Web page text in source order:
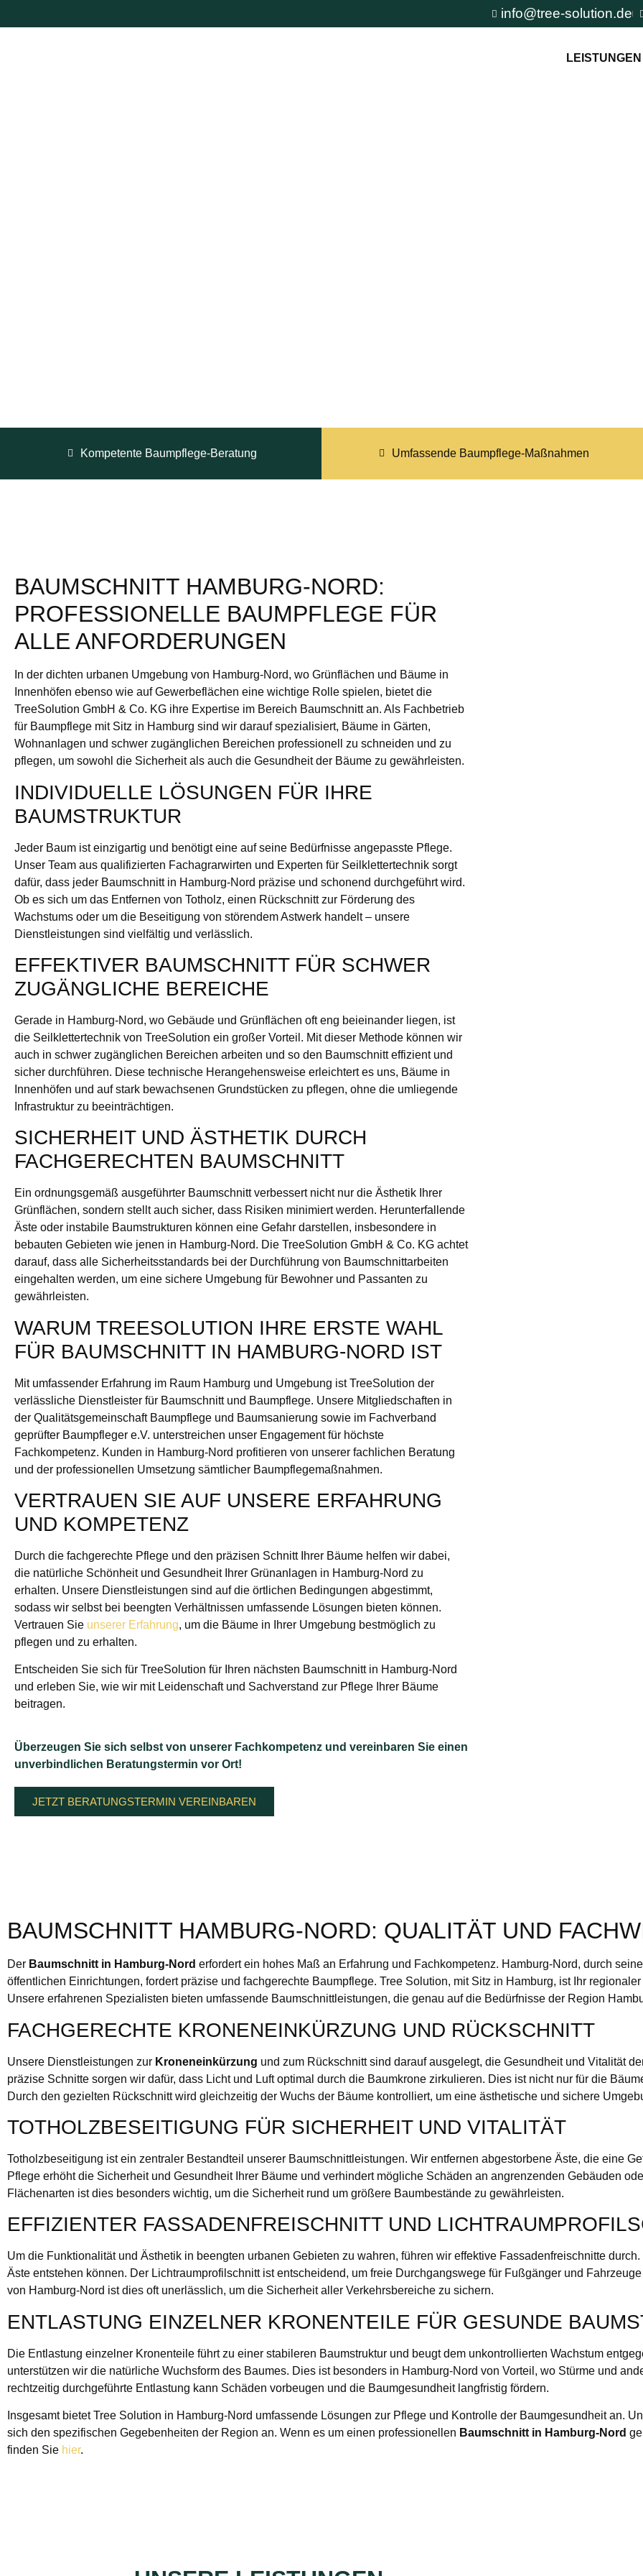
info@tree-solution.de
LEISTUNGEN
Kompetente Baumpflege-Beratung Umfassende Baumpflege-Maßnahmen
BAUMSCHNITT HAMBURG-NORD:
PROFESSIONELLE BAUMPFLEGE FÜR
ALLE ANFORDERUNGEN
In der dichten urbanen Umgebung von Hamburg-Nord, wo Grünflächen und Bäume in
Innenhöfen ebenso wie auf Gewerbeflächen eine wichtige Rolle spielen, bietet die
TreeSolution GmbH & Co. KG ihre Expertise im Bereich Baumschnitt an. Als Fachbetrieb
für Baumpflege mit Sitz in Hamburg sind wir darauf spezialisiert, Bäume in Gärten,
Wohnanlagen und schwer zugänglichen Bereichen professionell zu schneiden und zu
pflegen, um sowohl die Sicherheit als auch die Gesundheit der Bäume zu gewährleisten.
INDIVIDUELLE LÖSUNGEN FÜR IHRE
BAUMSTRUKTUR
Jeder Baum ist einzigartig und benötigt eine auf seine Bedürfnisse angepasste Pflege.
Unser Team aus qualifizierten Fachagrarwirten und Experten für Seilklettertechnik sorgt
dafür, dass jeder Baumschnitt in Hamburg-Nord präzise und schonend durchgeführt wird.
Ob es sich um das Entfernen von Totholz, einen Rückschnitt zur Förderung des
Wachstums oder um die Beseitigung von störendem Astwerk handelt – unsere
Dienstleistungen sind vielfältig und verlässlich.
EFFEKTIVER BAUMSCHNITT FÜR SCHWER
ZUGÄNGLICHE BEREICHE
Gerade in Hamburg-Nord, wo Gebäude und Grünflächen oft eng beieinander liegen, ist
die Seilklettertechnik von TreeSolution ein großer Vorteil. Mit dieser Methode können wir
auch in schwer zugänglichen Bereichen arbeiten und so den Baumschnitt effizient und
sicher durchführen. Diese technische Herangehensweise erleichtert es uns, Bäume in
Innenhöfen und auf stark bewachsenen Grundstücken zu pflegen, ohne die umliegende
Infrastruktur zu beeinträchtigen.
SICHERHEIT UND ÄSTHETIK DURCH
FACHGERECHTEN BAUMSCHNITT
Ein ordnungsgemäß ausgeführter Baumschnitt verbessert nicht nur die Ästhetik Ihrer
Grünflächen, sondern stellt auch sicher, dass Risiken minimiert werden. Herunterfallende
Äste oder instabile Baumstrukturen können eine Gefahr darstellen, insbesondere in
bebauten Gebieten wie jenen in Hamburg-Nord. Die TreeSolution GmbH & Co. KG achtet
darauf, dass alle Sicherheitsstandards bei der Durchführung von Baumschnittarbeiten
eingehalten werden, um eine sichere Umgebung für Bewohner und Passanten zu
gewährleisten.
WARUM TREESOLUTION IHRE ERSTE WAHL
FÜR BAUMSCHNITT IN HAMBURG-NORD IST
Mit umfassender Erfahrung im Raum Hamburg und Umgebung ist TreeSolution der
verlässliche Dienstleister für Baumschnitt und Baumpflege. Unsere Mitgliedschaften in
der Qualitätsgemeinschaft Baumpflege und Baumsanierung sowie im Fachverband
geprüfter Baumpfleger e.V. unterstreichen unser Engagement für höchste
Fachkompetenz. Kunden in Hamburg-Nord profitieren von unserer fachlichen Beratung
und der professionellen Umsetzung sämtlicher Baumpflegemaßnahmen.
VERTRAUEN SIE AUF UNSERE ERFAHRUNG
UND KOMPETENZ
Durch die fachgerechte Pflege und den präzisen Schnitt Ihrer Bäume helfen wir dabei,
die natürliche Schönheit und Gesundheit Ihrer Grünanlagen in Hamburg-Nord zu
erhalten. Unsere Dienstleistungen sind auf die örtlichen Bedingungen abgestimmt,
sodass wir selbst bei beengten Verhältnissen umfassende Lösungen bieten können.
Vertrauen Sie unserer Erfahrung, um die Bäume in Ihrer Umgebung bestmöglich zu
pflegen und zu erhalten.
Entscheiden Sie sich für TreeSolution für Ihren nächsten Baumschnitt in Hamburg-Nord
und erleben Sie, wie wir mit Leidenschaft und Sachverstand zur Pflege Ihrer Bäume
beitragen.
Überzeugen Sie sich selbst von unserer Fachkompetenz und vereinbaren Sie einen
unverbindlichen Beratungstermin vor Ort!
JETZT BERATUNGSTERMIN VEREINBAREN
BAUMSCHNITT HAMBURG-NORD: QUALITÄT UND
Der Baumschnitt in Hamburg-Nord erfordert ein hohes Maß an Erfahrung und Fachkompetenz. Hamburg-Nord, durch
öffentlichen Einrichtungen, fordert präzise und fachgerechte Baumpflege. Tree Solution, mit Sitz in Hamburg, ist Ihr
Unsere erfahrenen Spezialisten bieten umfassende Baumschnittleistungen, die genau auf die Bedürfnisse der Region
FACHGERECHTE KRONENEINKÜRZUNG UND RÜCKSCHNITT
Unsere Dienstleistungen zur Kroneneinkürzung und zum Rückschnitt sind darauf ausgelegt, die Gesundheit und Vitalität
präzise Schnitte sorgen wir dafür, dass Licht und Luft optimal durch die Baumkrone zirkulieren. Dies ist nicht nur für die
Durch den gezielten Rückschnitt wird gleichzeitig der Wuchs der Bäume kontrolliert, um eine ästhetische und sichere
TOTHOLZBESEITIGUNG FÜR SICHERHEIT UND VITALITÄT
Totholzbeseitigung ist ein zentraler Bestandteil unserer Baumschnittleistungen. Wir entfernen abgestorbene Äste, die eine
Pflege erhöht die Sicherheit und Gesundheit Ihrer Bäume und verhindert mögliche Schäden an angrenzenden Gebäuden
Flächenarten ist dies besonders wichtig, um die Sicherheit rund um größere Baumbestände zu gewährleisten.
EFFIZIENTER FASSADENFREISCHNITT UND
Um die Funktionalität und Ästhetik in beengten urbanen Gebieten zu wahren, führen wir effektive Fassadenfreischnitte
Äste entstehen können. Der Lichtraumprofilschnitt ist entscheidend, um freie Durchgangswege für Fußgänger und
von Hamburg-Nord ist dies oft unerlässlich, um die Sicherheit aller Verkehrsbereiche zu sichern.
ENTLASTUNG EINZELNER KRONENTEILE FÜR GESUNDE
Die Entlastung einzelner Kronenteile führt zu einer stabileren Baumstruktur und beugt dem unkontrollierten Wachstum
unterstützen wir die natürliche Wuchsform des Baumes. Dies ist besonders in Hamburg-Nord von Vorteil, wo Stürme und
rechtzeitig durchgeführte Entlastung kann Schäden vorbeugen und die Baumgesundheit langfristig fördern.
Insgesamt bietet Tree Solution in Hamburg-Nord umfassende Lösungen zur Pflege und Kontrolle der Baumgesundheit an.
sich den spezifischen Gegebenheiten der Region an. Wenn es um einen professionellen Baumschnitt in Hamburg-Nord
finden Sie hier.